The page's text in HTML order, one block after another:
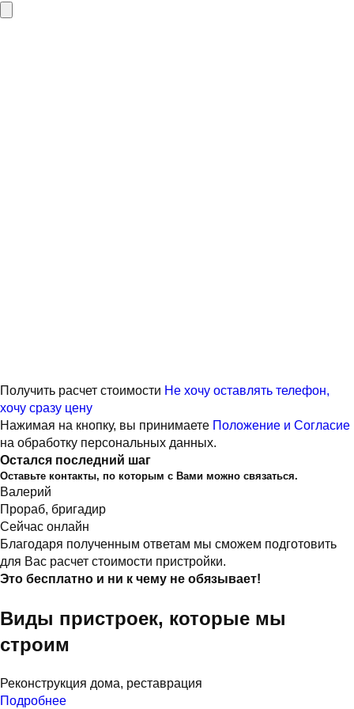
Получить расчет стоимости Не хочу оставлять телефон,
хочу сразу цену
Нажимая на кнопку, вы принимаете Положение и Согласие
на обработку персональных данных.
Остался последний шаг
Оставьте контакты, по которым с Вами можно связаться.
Валерий
Прораб, бригадир
Сейчас онлайн
Благодаря полученным ответам мы сможем подготовить
для Вас расчет стоимости пристройки.
Это бесплатно и ни к чему не обязывает!
Виды пристроек, которые мы
строим
Реконструкция дома, реставрация
Подробнее